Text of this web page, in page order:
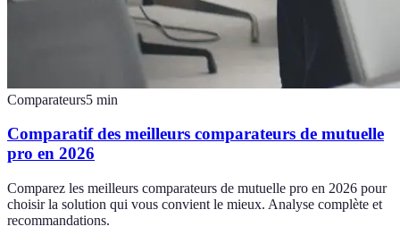
Comparateurs5 min
Comparatif des meilleurs comparateurs de mutuelle
pro en 2026
Comparez les meilleurs comparateurs de mutuelle pro en 2026 pour
choisir la solution qui vous convient le mieux. Analyse complète et
recommandations.